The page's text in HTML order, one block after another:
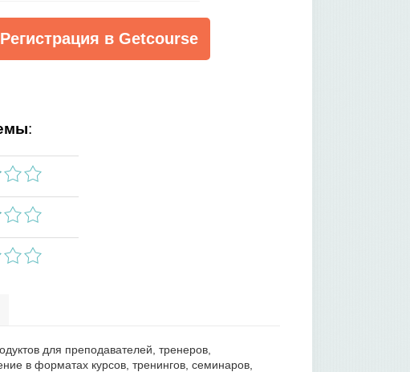
Регистрация в Getcourse
:
для преподавателей, тренеров,
в форматах курсов, тренингов, семинаров,